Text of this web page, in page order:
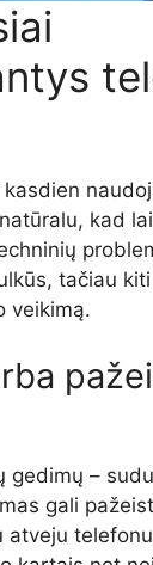
kad
tačiau
veikimą.
gedimų –
gali
atveju